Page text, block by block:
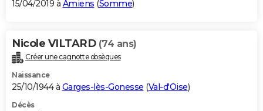
15/04/2019 à Amiens (Somme)
Nicole VILTARD (74 ans)
Créer une cagnotte obsèques
Naissance
25/10/1944 à Garges-lès-Gonesse (Val-d'Oise)
Décès